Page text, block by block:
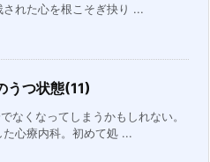
された心を根こそぎ抉り ...
うつ状態(11)
なくなってしまうかもしれない。
心療内科。初めて処 ...